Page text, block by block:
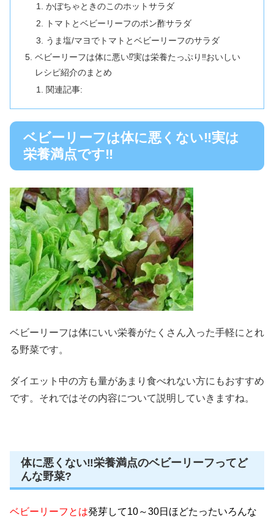
かぼちゃときのこのホットサラダ
トマトとベビーリーフのポン酢サラダ
うま塩/マヨでトマトとベビーリーフのサラダ
ベビーリーフは体に悪い⁉️実は栄養たっぷり‼️おいしい
レシピ紹介のまとめ
関連記事:
ベビーリーフは体に悪くない‼実は
栄養満点です‼
ベビーリーフは体にいい栄養がたくさん入った手軽にとれ
る野菜です。
ダイエット中の方も量があまり食べれない方にもおすすめ
です。それではその内容について説明していきますね。
体に悪くない‼栄養満点のベビーリーフってど
んな野菜?
ベビーリーフとは発芽して10～30日ほどたったいろんな